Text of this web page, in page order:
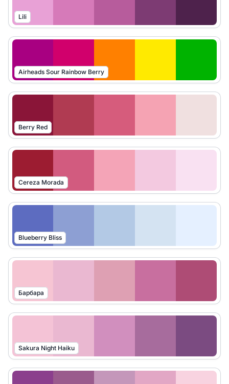
Lili
Airheads Sour Rainbow Berry
Berry Red
Cereza Morada
Blueberry Bliss
Барбара
Sakura Night Haiku